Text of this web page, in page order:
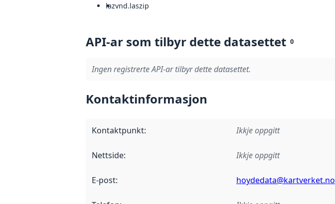
lazvnd.laszip
API-ar som tilbyr dette datasettet 0
Ingen registrerte API-ar tilbyr dette datasettet.
Kontaktinformasjon
Kontaktpunkt: Ikkje oppgitt
Nettside: Ikkje oppgitt
E-post: hoydedata@kartverket.no